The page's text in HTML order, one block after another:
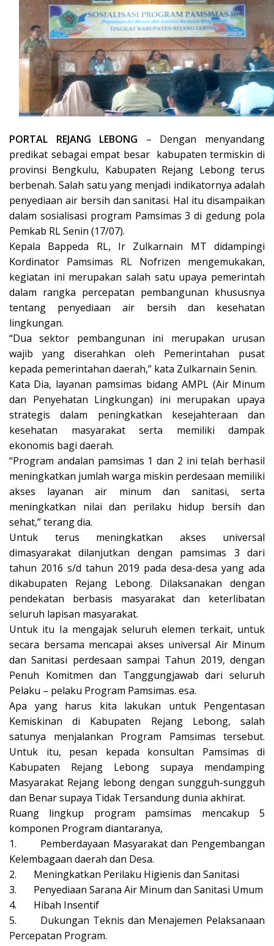
PORTAL REJANG LEBONG – Dengan menyandang
predikat sebagai empat besar kabupaten termiskin di
provinsi Bengkulu, Kabupaten Rejang Lebong terus
berbenah. Salah satu yang menjadi indikatornya adalah
penyediaan air bersih dan sanitasi. Hal itu disampaikan
dalam sosialisasi program Pamsimas 3 di gedung pola
Pemkab RL Senin (17/07).
Kepala Bappeda RL, Ir Zulkarnain MT didampingi
Kordinator Pamsimas RL Nofrizen mengemukakan,
kegiatan ini merupakan salah satu upaya pemerintah
dalam rangka percepatan pembangunan khususnya
tentang penyediaan air bersih dan kesehatan
lingkungan.
“Dua sektor pembangunan ini merupakan urusan
wajib yang diserahkan oleh Pemerintahan pusat
kepada pemerintahan daerah,” kata Zulkarnain Senin.
Kata Dia, layanan pamsimas bidang AMPL (Air Minum
dan Penyehatan Lingkungan) ini merupakan upaya
strategis dalam peningkatkan kesejahteraan dan
kesehatan masyarakat serta memiliki dampak
ekonomis bagi daerah.
“Program andalan pamsimas 1 dan 2 ini telah berhasil
meningkatkan jumlah warga miskin perdesaan memiliki
akses layanan air minum dan sanitasi, serta
meningkatkan nilai dan perilaku hidup bersih dan
sehat,” terang dia.
Untuk terus meningkatkan akses universal
dimasyarakat dilanjutkan dengan pamsimas 3 dari
tahun 2016 s/d tahun 2019 pada desa-desa yang ada
dikabupaten Rejang Lebong. Dilaksanakan dengan
pendekatan berbasis masyarakat dan keterlibatan
seluruh lapisan masyarakat.
Untuk itu Ia mengajak seluruh elemen terkait, untuk
secara bersama mencapai akses universal Air Minum
dan Sanitasi perdesaan sampai Tahun 2019, dengan
Penuh Komitmen dan Tanggungjawab dari seluruh
Pelaku – pelaku Program Pamsimas. esa.
Apa yang harus kita lakukan untuk Pengentasan
Kemiskinan di Kabupaten Rejang Lebong, salah
satunya menjalankan Program Pamsimas tersebut.
Untuk itu, pesan kepada konsultan Pamsimas di
Kabupaten Rejang Lebong supaya mendamping
Masyarakat Rejang lebong dengan sungguh-sungguh
dan Benar supaya Tidak Tersandung dunia akhirat.
Ruang lingkup program pamsimas mencakup 5
komponen Program diantaranya,
1. Pemberdayaan Masyarakat dan Pengembangan
Kelembagaan daerah dan Desa.
2. Meningkatkan Perilaku Higienis dan Sanitasi
3. Penyediaan Sarana Air Minum dan Sanitasi Umum
4. Hibah Insentif
5. Dukungan Teknis dan Menajemen Pelaksanaan
Percepatan Program.